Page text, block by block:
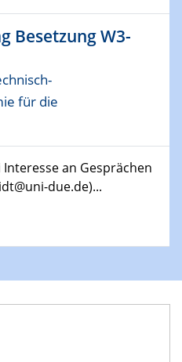
Materialien
in reversible and driven
Besetzung W3-
für die
an Gesprächen
due.de)...